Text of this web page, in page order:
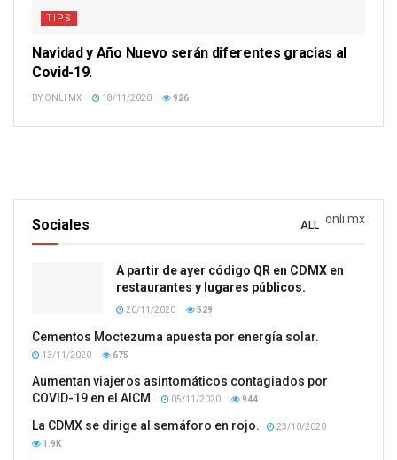
TIPS
Navidad y Año Nuevo serán diferentes gracias al
Covid-19.
BY ONLI MX 18/11/2020 926
Sociales ALL onli mx
A partir de ayer código QR en CDMX en
restaurantes y lugares públicos.
20/11/2020 529
Cementos Moctezuma apuesta por energía solar.
13/11/2020 675
Aumentan viajeros asintomáticos contagiados por
COVID-19 en el AICM.
05/11/2020 944
La CDMX se dirige al semáforo en rojo.
23/10/2020
1.9K